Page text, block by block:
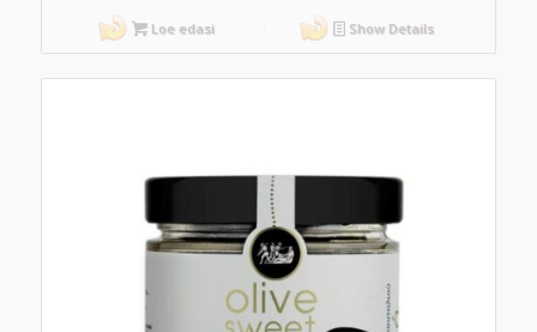
4,90 €.
2,50 €.
Loe edasi Show Details